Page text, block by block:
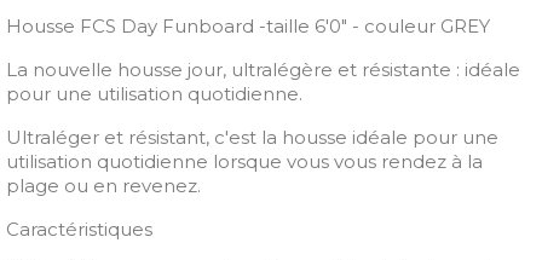
Housse FCS Day Funboard -taille 6'0" - couleur GREY
La nouvelle housse jour, ultralégère et résistante : idéale
pour une utilisation quotidienne.
Ultraléger et résistant, c'est la housse idéale pour une
utilisation quotidienne lorsque vous vous rendez à la
plage ou en revenez.
Caractéristiques